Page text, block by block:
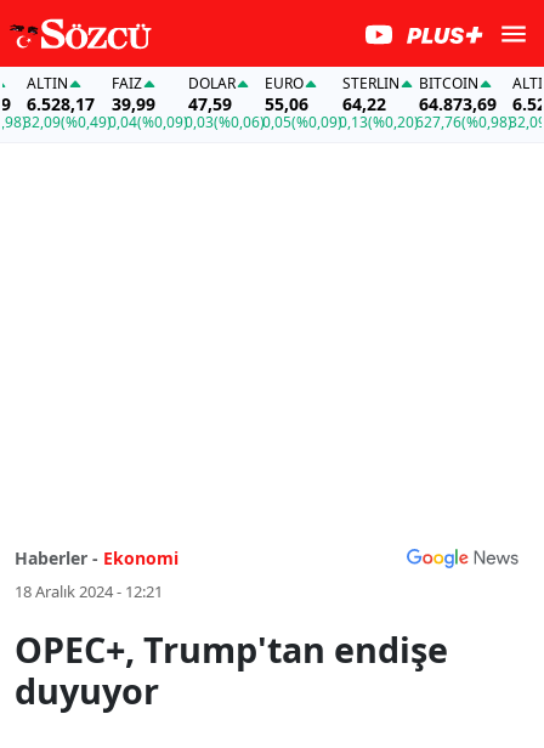
ALTIN
6.528,17
32,09(%0,49)
FAİZ
39,99
0,04(%0,09)
DOLAR
47,59
0,03(%0,06)
EURO
55,06
0,05(%0,09)
STERLIN
64,22
0,13(%0,20)
BITCOIN
64.873,69
627,76(%0,98)
ALTIN
32,09
Haberler - Ekonomi
18 Aralık 2024 - 12:21
OPEC+, Trump'tan endişe
duyuyor